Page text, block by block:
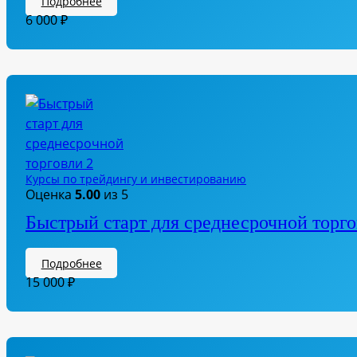
6 000₽
Курсы по трейдингу и инвестированию
Оценка 5.00 из 5
Быстрый старт для среднесрочной
Подробнее
15 000₽